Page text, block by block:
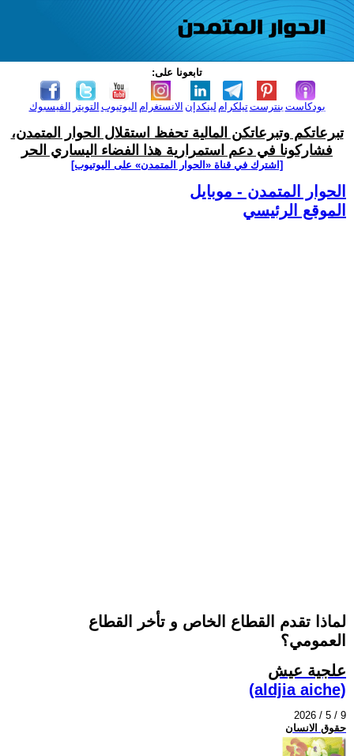
تابعونا على:
الفيسبوك التويتر اليوتيوب الانستغرام لينكدإن تيلكرامبنترست بودكاست
تبرعاتكم وتبرعاتكن المالية تحفظ استقلال الحوار المتمدن،
فشاركونا في دعم استمرارية هذا الفضاء اليساري الحر
[اشترك في قناة ‫«الحوار المتمدن» على اليوتيوب]
الحوار المتمدن - موبايل
الموقع الرئيسي
لماذا تقدم القطاع الخاص و تأخر القطاع
العمومي؟
علجية عيش
(aldjia aiche)
2026 / 5 / 9
حقوق الانسان